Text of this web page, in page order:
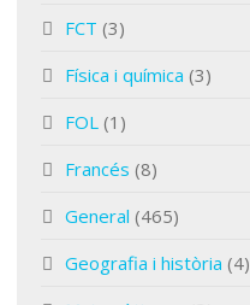
FCT (3)
Física i química (3)
FOL (1)
Francés (8)
General (465)
Geografia i història (4)